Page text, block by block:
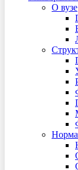
О вузе